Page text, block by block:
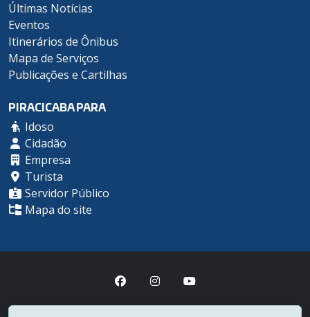
Últimas Notícias
Eventos
Itinerários de Ônibus
Mapa de Serviços
Publicações e Cartilhas
PIRACICABA PARA
Idoso
Cidadão
Empresa
Turista
Servidor Público
Mapa do site